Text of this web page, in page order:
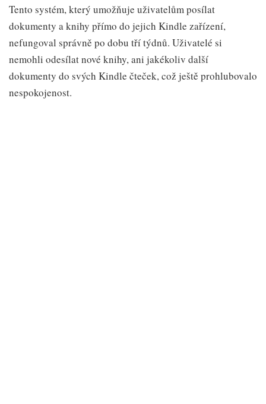
Tento systém, který umožňuje uživatelům posílat
dokumenty a knihy přímo do jejich Kindle zařízení,
nefungoval správně po dobu tří týdnů. Uživatelé si
nemohli odesílat nové knihy, ani jakékoliv další
dokumenty do svých Kindle čteček, což ještě prohlubovalo
nespokojenost.